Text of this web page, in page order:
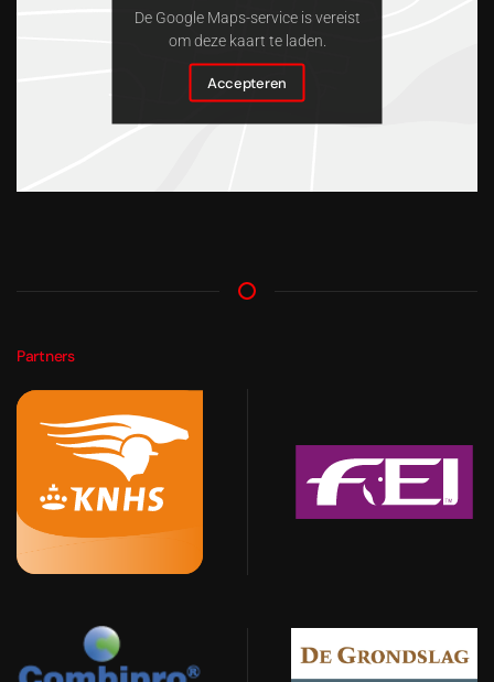
De Google Maps-service is vereist
om deze kaart te laden.
Accepteren
Partners